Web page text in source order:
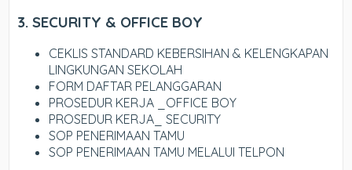
3. SECURITY & OFFICE BOY
CEKLIS STANDARD KEBERSIHAN & KELENGKAPAN
LINGKUNGAN SEKOLAH
FORM DAFTAR PELANGGARAN
PROSEDUR KERJA _OFFICE BOY
PROSEDUR KERJA_ SECURITY
SOP PENERIMAAN TAMU
SOP PENERIMAAN TAMU MELALUI TELPON